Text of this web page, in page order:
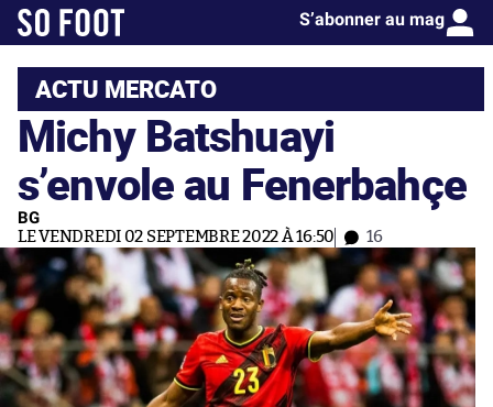
S’abonner au mag
ACTU MERCATO
Michy Batshuayi
s’envole au Fenerbahçe
BG
LE VENDREDI 02 SEPTEMBRE 2022 À 16:50 16